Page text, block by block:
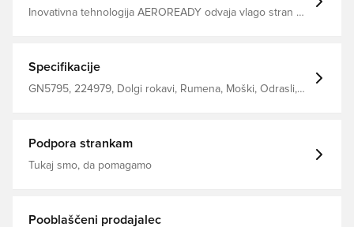
Inovativna tehnologija AEROREADY odvaja vlago stran od
vsebnosti Rebrasti vrat za posadko Standardno
prileganje Sestava: 100% recikliran poliester.
Specifikacije
GN5795, 224979, Dolgi rokavi, Rumena, Moški, Odrasli,
Podpora strankam
Tukaj smo, da pomagamo
Pooblaščeni prodajalec